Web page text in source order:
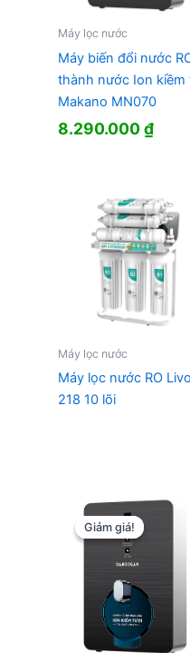
Máy lọc nước
Máy biến đổi nước
thành nước Ion kiềm
Makano MN070
8.290.000₫
Máy lọc nước
Máy lọc nước RO
218 10 lõi
Giảm giá!
Giảm giá!